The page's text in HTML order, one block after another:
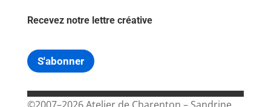
Recevez notre lettre créative
S'abonner